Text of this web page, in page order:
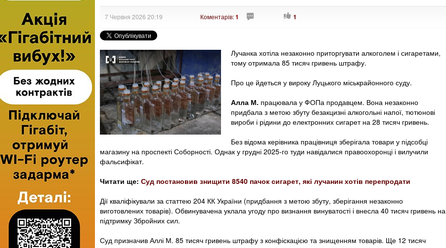
7 Червня 2026 20:19 Коментарів:1 1
Лучанка хотіла незаконно приторгувати алкоголем і сигаретами,
тому отримала 85 тисяч гривень штрафу.
Про це йдеться у вироку Луцького міськрайонного суду.
Алла М. працювала у ФОПа продавцем. Вона незаконно
придбала з метою збуту безакцизні алкогольні напої, тютюнові
вироби і рідини до електронних сигарет на 28 тисяч гривень.
Без відома керівника працівниця зберігала товари у підсобці
магазину на проспекті Соборності. Однак у грудні 2025-го туди навідалися правоохоронці і вилучили
фальсифікат.
Читати ще: Суд постановив знищити 8540 пачок сигарет, які лучанин хотів перепродати
Дії кваліфікували за статтею 204 КК України (придбання з метою збуту, зберігання незаконно
виготовлених товарів). Обвинувачена уклала угоду про визнання винуватості і внесла 40 тисяч гривень на
підтримку Збройних сил.
Суд призначив Аллі М. 85 тисяч гривень штрафу з конфіскацією та знищенням товарів. Ще 12 тисяч